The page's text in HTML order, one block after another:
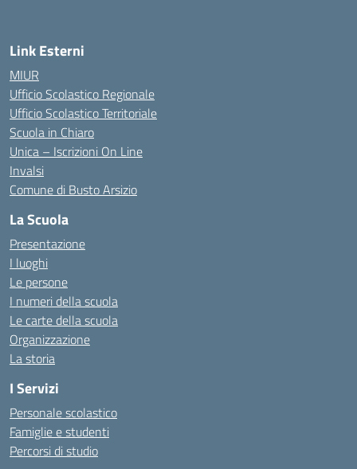
Link Esterni
MIUR
Ufficio Scolastico Regionale
Ufficio Scolastico Territoriale
Scuola in Chiaro
Unica – Iscrizioni On Line
Invalsi
Comune di Busto Arsizio
La Scuola
Presentazione
I luoghi
Le persone
I numeri della scuola
Le carte della scuola
Organizzazione
La storia
I Servizi
Personale scolastico
Famiglie e studenti
Percorsi di studio